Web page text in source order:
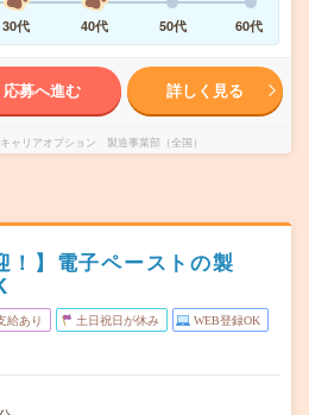
30代 40代 50代 60代
応募へ進む 詳しく見る
ャリアオプション 製造事業部（全国）
！】電子ペーストの製
給あり 土日祝日が休み WEB登録OK